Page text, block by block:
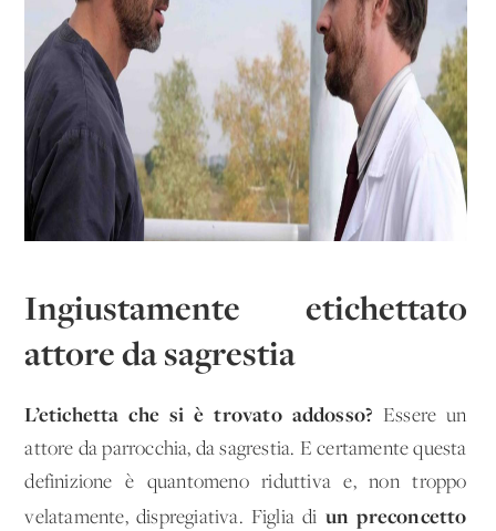
Ingiustamente etichettato
attore da sagrestia
L’etichetta che si è trovato addosso? Essere un
attore da parrocchia, da sagrestia. E certamente questa
definizione è quantomeno riduttiva e, non troppo
velatamente, dispregiativa. Figlia di un preconcetto